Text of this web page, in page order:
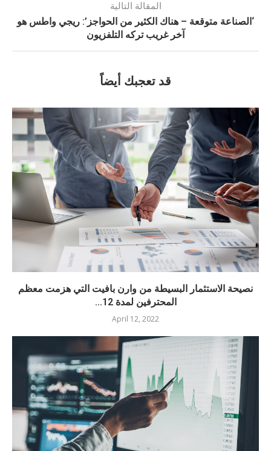
المقالة التالية
‘الصناعة متوقعة – هناك الكثير من الحواجز’: ريجي واطس هو
آخر غريب تركه التلفزيون
قد تعجبك أيضاً
نصيحة الاستثمار البسيطة من وارن بافيت التي هزمت معظم
المحترفين لمدة 12...
April 12, 2022